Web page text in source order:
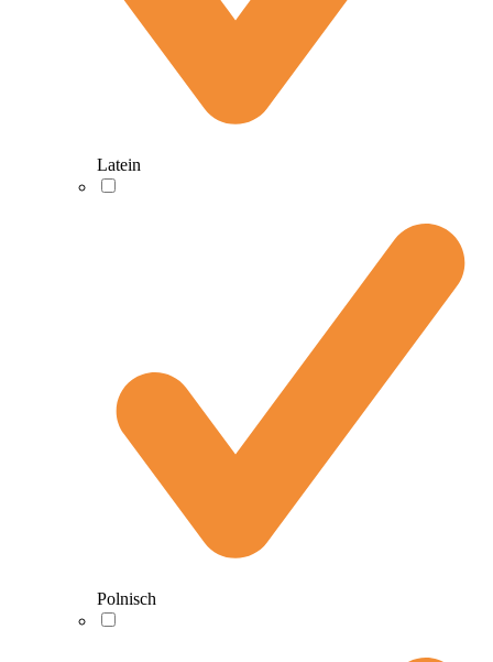
Latein
Polnisch